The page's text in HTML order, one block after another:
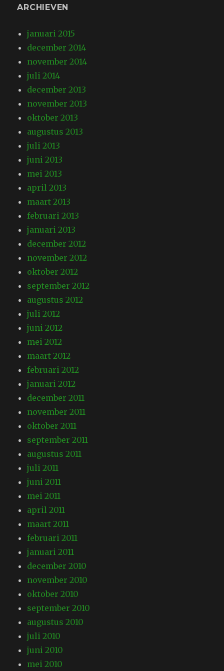
ARCHIEVEN
januari 2015
december 2014
november 2014
juli 2014
december 2013
november 2013
oktober 2013
augustus 2013
juli 2013
juni 2013
mei 2013
april 2013
maart 2013
februari 2013
januari 2013
december 2012
november 2012
oktober 2012
september 2012
augustus 2012
juli 2012
juni 2012
mei 2012
maart 2012
februari 2012
januari 2012
december 2011
november 2011
oktober 2011
september 2011
augustus 2011
juli 2011
juni 2011
mei 2011
april 2011
maart 2011
februari 2011
januari 2011
december 2010
november 2010
oktober 2010
september 2010
augustus 2010
juli 2010
juni 2010
mei 2010